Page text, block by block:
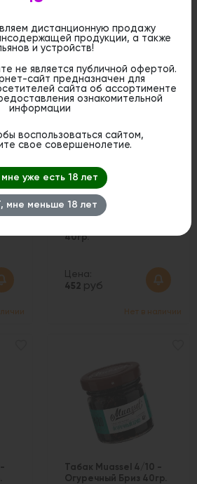
452руб
-
Табак Muassel 4/10 -
40гр.
Цена:
452 руб
Нет в наличии
Табак Muassel 4/10 -
Огуречный Бриз 40гр.
дистанционную продажу
продукции, а также
и устройств!
не является публичной офертой.
сайт предназначен для
сайта об ассортименте
ознакомительной
информации
воспользоваться сайтом,
свое совершенолетие.
уже есть 18 лет
мне меньше 18 лет